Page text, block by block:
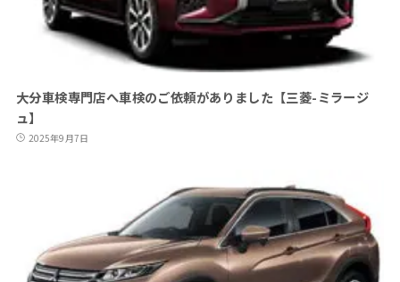
大分車検専門店へ車検のご依頼がありました【三菱-ミラージ
ュ】
2025年9月7日